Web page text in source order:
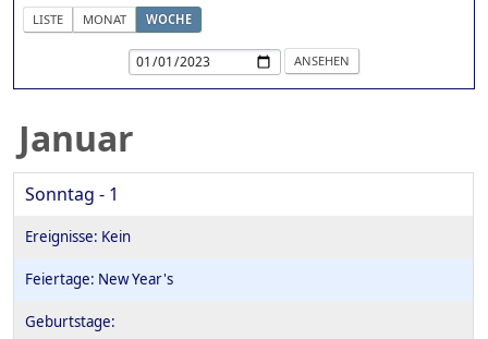
LISTE MONAT WOCHE
Januar
Sonntag - 1
New Year's